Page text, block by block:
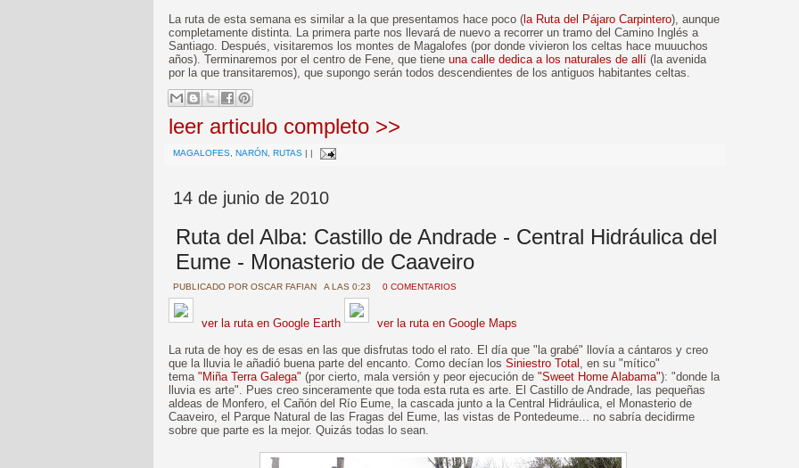
La ruta de esta semana es similar a la que presentamos hace poco (la Ruta del Pájaro Carpintero), aunque
completamente distinta. La primera parte nos llevará de nuevo a recorrer un tramo del Camino Inglés a
Santiago. Después, visitaremos los montes de Magalofes (por donde vivieron los celtas hace muuuchos
años). Terminaremos por el centro de Fene, que tiene una calle dedica a los naturales de allí (la avenida
por la que transitaremos), que supongo serán todos descendientes de los antiguos habitantes celtas.
leer articulo completo >>
MAGALOFES NARÓN RUTAS | |
14 de junio de 2010
Ruta del Alba: Castillo de Andrade - Central Hidráulica del
Eume - Monasterio de Caaveiro
PUBLICADO POR OSCAR FAFIAN A LAS 0:23 0 COMENTARIOS
ver la ruta en Google Earth
ver la ruta en Google Maps
La ruta de hoy es de esas en las que disfrutas todo el rato. El día que "la grabé" llovía a cántaros y creo
que la lluvia le añadió buena parte del encanto. Como decían los Siniestro Total , en su "mítico"
tema "Miña Terra Galega" (por cierto, mala versión y peor ejecución de "Sweet Home Alabama"): "donde la
lluvia es arte". Pues creo sinceramente que toda esta ruta es arte. El Castillo de Andrade, las pequeñas
aldeas de Monfero, el Cañón del Río Eume, la cascada junto a la Central Hidráulica, el Monasterio de
Caaveiro, el Parque Natural de las Fragas del Eume, las vistas de Pontedeume... no sabría decidirme
sobre que parte es la mejor. Quizás todas lo sean.